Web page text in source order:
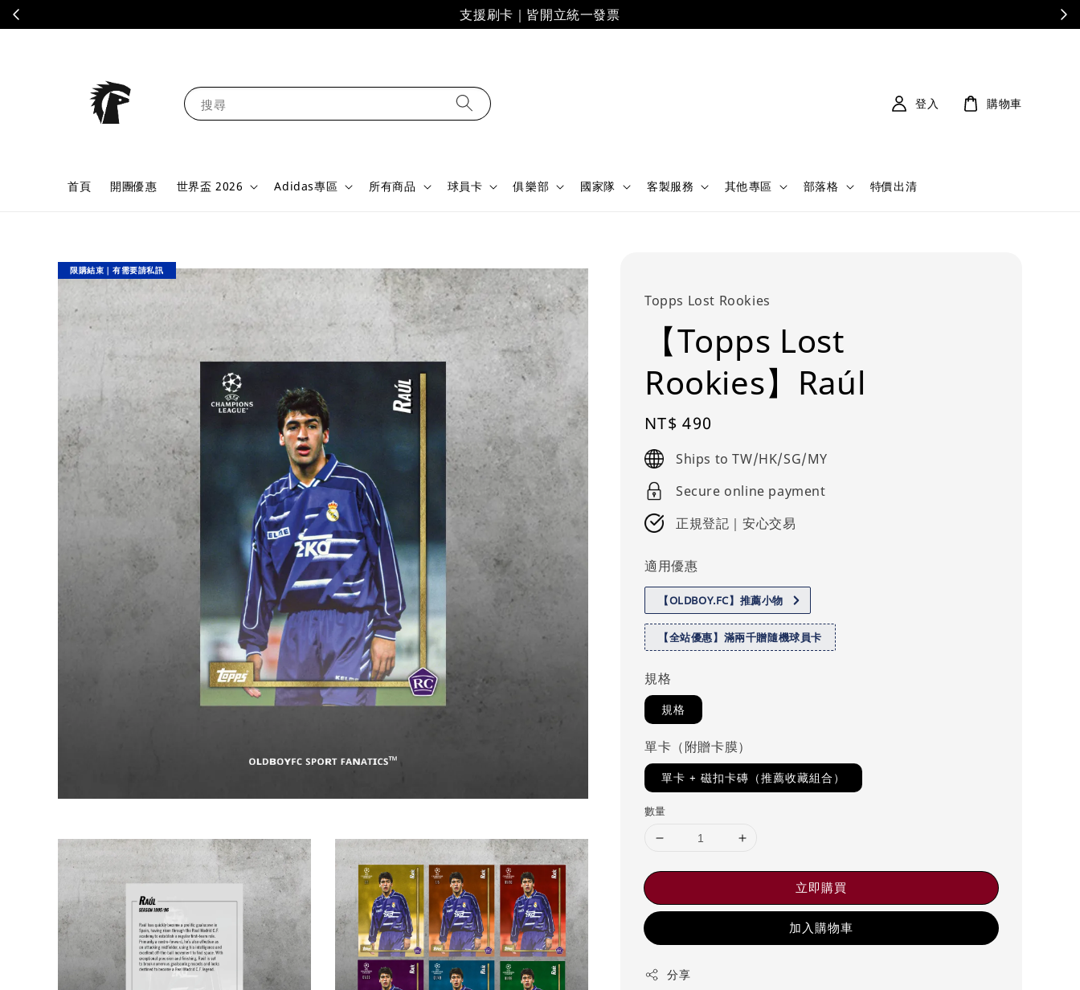
支援刷卡｜皆開立統一發票
搜尋
首頁 開團優惠 世界盃 2026 Adidas專區 所有商品 球員卡 俱樂部 國家隊 客製服務 其他專區 部落格 特價出清
登入 購物車
限購結束｜有需要請私訊
Topps Lost Rookies
【Topps Lost
Rookies】Raúl
Regular
price
NT$ 490
Ships to TW/HK/SG/MY
Secure online payment
正規登記｜安心交易
適用優惠
【OLDBOY.FC】推薦小物
【全站優惠】滿兩千贈隨機球員卡
規格
規格
單卡（附贈卡膜）
單卡 + 磁扣卡磚（推薦收藏組合）
數量
立即購買
加入購物車
分享